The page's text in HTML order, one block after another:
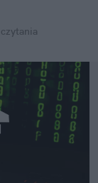
czytania